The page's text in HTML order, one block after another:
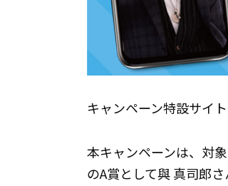
キャンペーン特設サイト
本キャンペーンは、対
のA賞として與 真司郎